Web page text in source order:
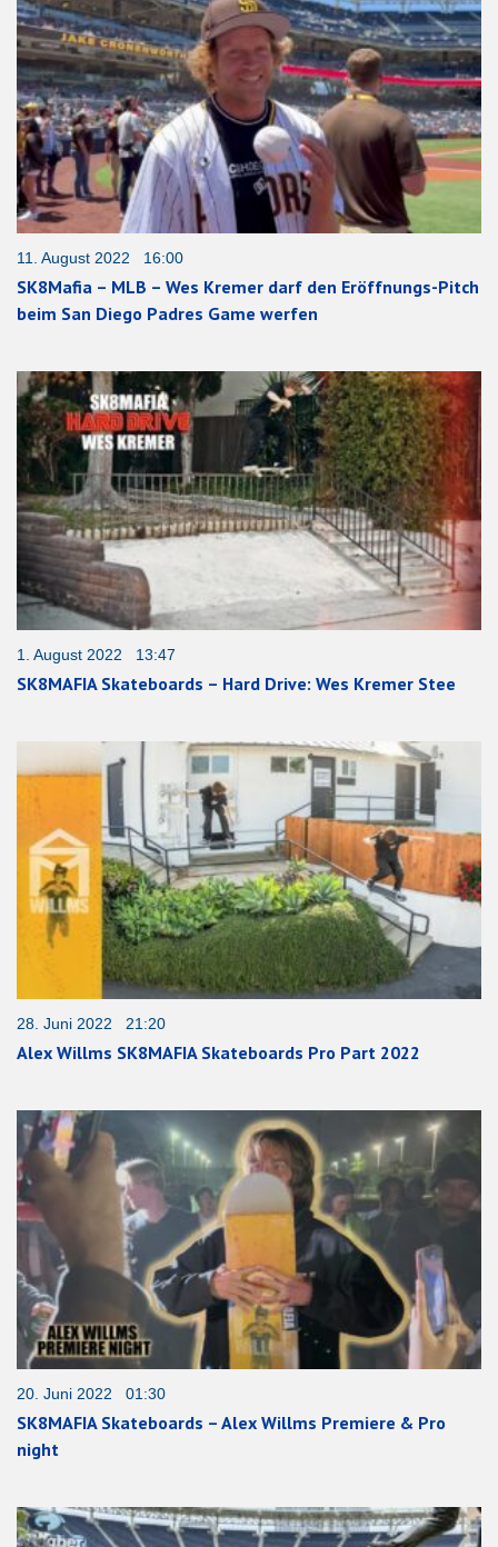
11. August 2022 16:00
SK8Mafia – MLB – Wes Kremer darf den Eröffnungs-Pitch
beim San Diego Padres Game werfen
1. August 2022 13:47
SK8MAFIA Skateboards – Hard Drive: Wes Kremer Stee
28. Juni 2022 21:20
Alex Willms SK8MAFIA Skateboards Pro Part 2022
20. Juni 2022 01:30
SK8MAFIA Skateboards – Alex Willms Premiere & Pro
night